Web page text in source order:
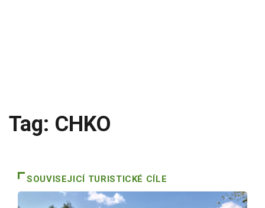
Tag: CHKO
SOUVISEJICÍ TURISTICKÉ CÍLE